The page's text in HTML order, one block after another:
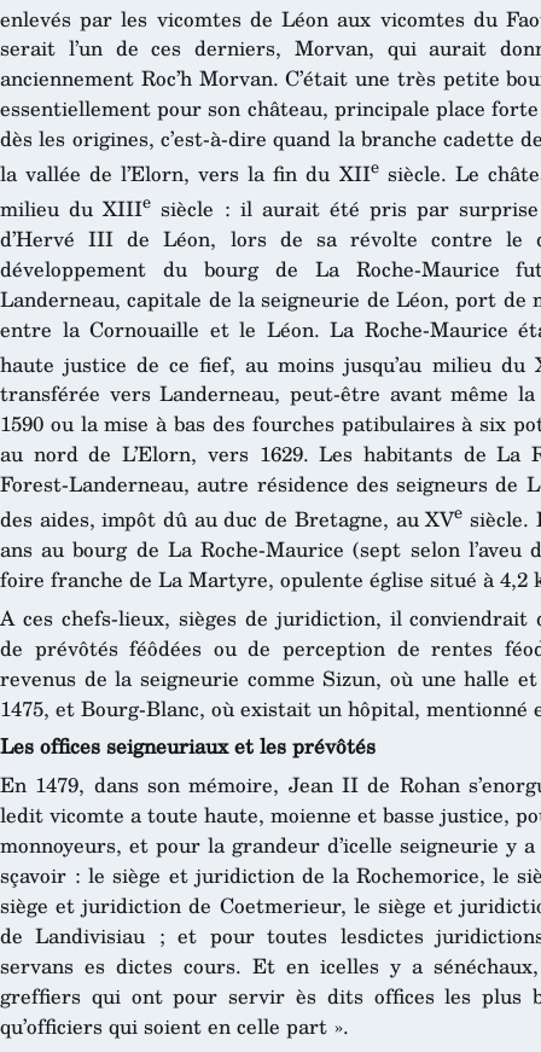
enlevés par les vicomtes de Léon aux vicomtes du
serait l’un de ces derniers, Morvan, qui aurait
anciennement Roc’h Morvan. C’était une très petite
essentiellement pour son château, principale place
dès les origines, c’est-à-dire quand la branche cadette
la vallée de l’Elorn, vers la fin du XIIesiècle. Le
milieu du XIIIe siècle : il aurait été pris par
d’Hervé III de Léon, lors de sa révolte contre le
développement du bourg de La Roche-Maurice
Landerneau, capitale de la seigneurie de Léon, port de
entre la Cornouaille et le Léon. La Roche-Maurice
haute justice de ce fief, au moins jusqu’au milieu du
transférée vers Landerneau, peut-être avant même
1590 ou la mise à bas des fourches patibulaires à six
au nord de L’Elorn, vers 1629. Les habitants de La
Forest-Landerneau, autre résidence des seigneurs de
des aides, impôt dû au duc de Bretagne, au XVe siècle.
ans au bourg de La Roche-Maurice (sept selon l’aveu
foire franche de La Martyre, opulente église situé à 4,2
A ces chefs-lieux, sièges de juridiction, il conviendrait
de prévôtés féôdées ou de perception de rentes
revenus de la seigneurie comme Sizun, où une halle
1475, et Bourg-Blanc, où existait un hôpital, mentionné
Les offices seigneuriaux et les prévôtés
En 1479, dans son mémoire, Jean II de Rohan
ledit vicomte a toute haute, moienne et basse justice,
monnoyeurs, et pour la grandeur d’icelle seigneurie y
sçavoir : le siège et juridiction de la Rochemorice, le
siège et juridiction de Coetmerieur, le siège et
de Landivisiau ; et pour toutes lesdictes
servans es dictes cours. Et en icelles y a
greffiers qui ont pour servir ès dits offices les plus
qu’officiers qui soient en celle part ».